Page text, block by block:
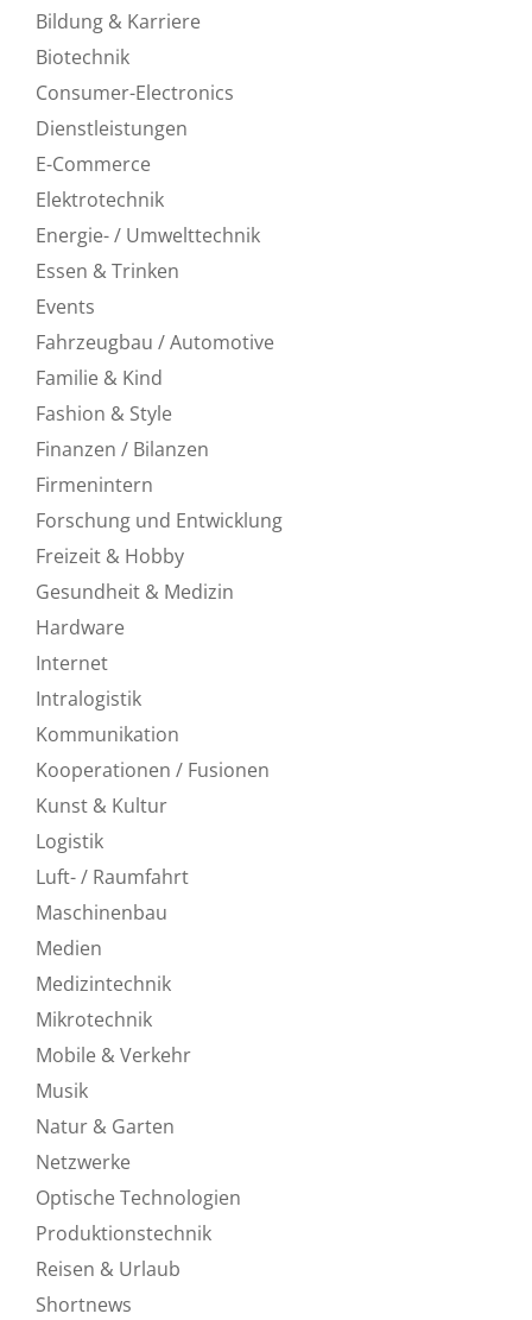
Bildung & Karriere
Biotechnik
Consumer-Electronics
Dienstleistungen
E-Commerce
Elektrotechnik
Energie- / Umwelttechnik
Essen & Trinken
Events
Fahrzeugbau / Automotive
Familie & Kind
Fashion & Style
Finanzen / Bilanzen
Firmenintern
Forschung und Entwicklung
Freizeit & Hobby
Gesundheit & Medizin
Hardware
Internet
Intralogistik
Kommunikation
Kooperationen / Fusionen
Kunst & Kultur
Logistik
Luft- / Raumfahrt
Maschinenbau
Medien
Medizintechnik
Mikrotechnik
Mobile & Verkehr
Musik
Natur & Garten
Netzwerke
Optische Technologien
Produktionstechnik
Reisen & Urlaub
Shortnews